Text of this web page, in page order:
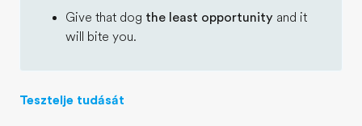
Give that dog the least opportunity and it
will bite you.
Tesztelje tudását